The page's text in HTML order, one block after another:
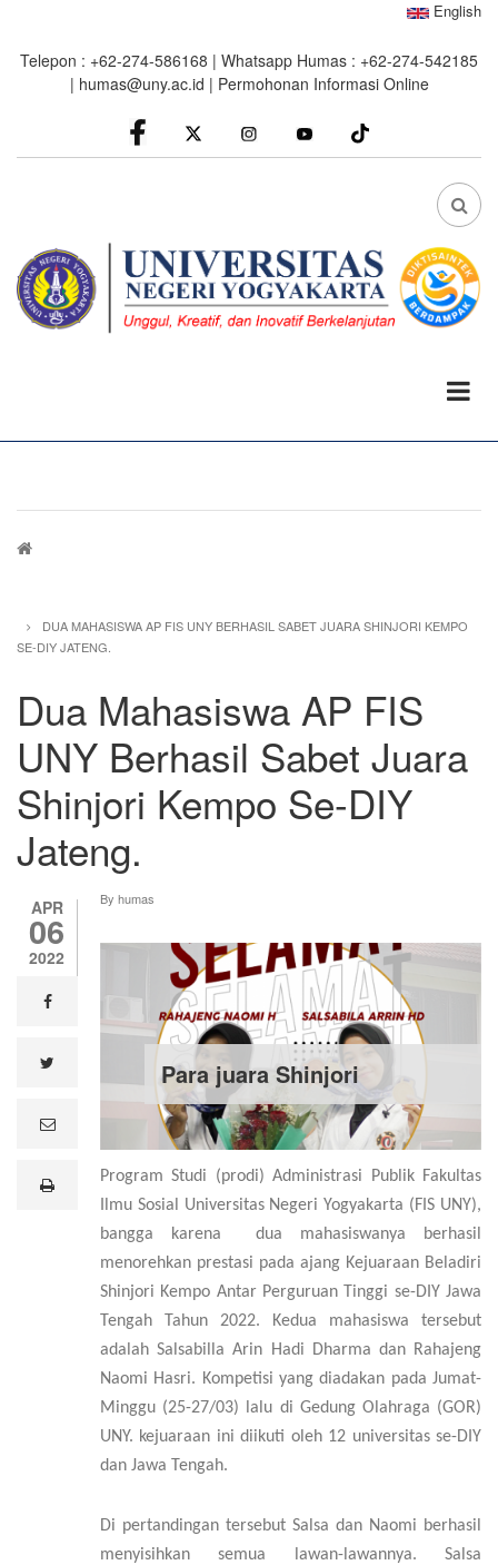
main
English
Telepon : +62-274-586168 | Whatsapp Humas : +62-274-542185
| humas@uny.ac.id | Permohonan Informasi Online
facebook
Instagram youtube
FA
Breadcrumb
DUA MAHASISWA AP FIS UNY BERHASIL SABET JUARA SHINJORI KEMPO
SE-DIY JATENG.
Dua Mahasiswa AP FIS
UNY Berhasil Sabet Juara
Shinjori Kempo Se-DIY
Jateng.
APR
06
2022
0%
read
facebook
e
lprint
By humas
Para juara Shinjori
Program Studi (prodi) Administrasi Publik Fakultas
Ilmu Sosial Universitas Negeri Yogyakarta (FIS UNY),
bangga karena dua mahasiswanya berhasil
menorehkan prestasi pada ajang Kejuaraan Beladiri
Shinjori Kempo Antar Perguruan Tinggi se-DIY Jawa
Tengah Tahun 2022. Kedua mahasiswa tersebut
adalah Salsabilla Arin Hadi Dharma dan Rahajeng
Naomi Hasri. Kompetisi yang diadakan pada Jumat-
Minggu (25-27/03) lalu di Gedung Olahraga (GOR)
UNY. kejuaraan ini diikuti oleh 12 universitas se-DIY
dan Jawa Tengah.
Di pertandingan tersebut Salsa dan Naomi berhasil
menyisihkan semua lawan-lawannya. Salsa